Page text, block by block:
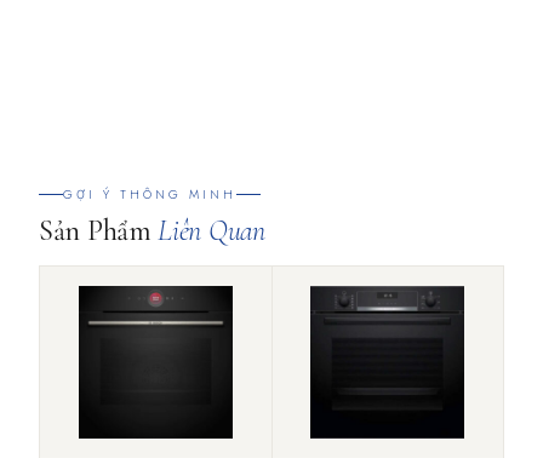
GỢI Ý THÔNG MINH
Sản PhẩmLiên Quan